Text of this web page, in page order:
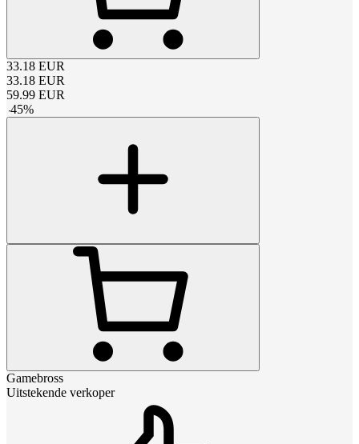
33.18 EUR
33.18 EUR
59.99 EUR
-45%
Gamebross
Uitstekende verkoper